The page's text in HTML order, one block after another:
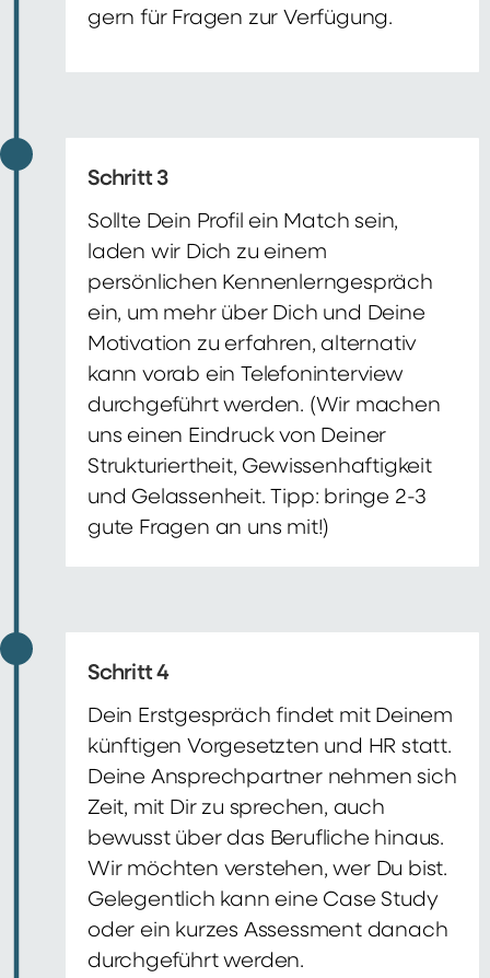
gern für Fragen zur Verfügung.
Schritt 3
Sollte Dein Profil ein Match sein,
laden wir Dich zu einem
persönlichen Kennenlerngespräch
ein, um mehr über Dich und Deine
Motivation zu erfahren, alternativ
kann vorab ein Telefoninterview
durchgeführt werden. (Wir machen
uns einen Eindruck von Deiner
Strukturiertheit, Gewissenhaftigkeit
und Gelassenheit. Tipp: bringe 2-3
gute Fragen an uns mit!)
Schritt 4
Dein Erstgespräch findet mit Deinem
künftigen Vorgesetzten und HR statt.
Deine Ansprechpartner nehmen sich
Zeit, mit Dir zu sprechen, auch
bewusst über das Berufliche hinaus.
Wir möchten verstehen, wer Du bist.
Gelegentlich kann eine Case Study
oder ein kurzes Assessment danach
durchgeführt werden.